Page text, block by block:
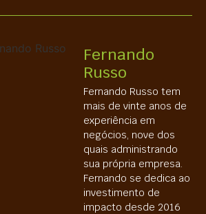
Fernando
Russo
Fernando Russo tem
mais de vinte anos de
experiência em
negócios, nove dos
quais administrando
sua própria empresa.
Fernando se dedica ao
investimento de
impacto desde 2016